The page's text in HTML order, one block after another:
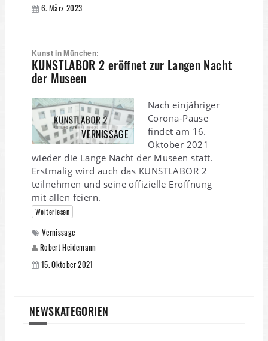
6. März 2023
Kunst in München:
KUNSTLABOR 2 eröffnet zur Langen Nacht
der Museen
VERNISSAGE
Nach einjähriger
Corona-Pause
findet am 16.
Oktober 2021
wieder die Lange Nacht der Museen statt.
Erstmalig wird auch das KUNSTLABOR 2
teilnehmen und seine offizielle Eröffnung
mit allen feiern.
Weiterlesen
Vernissage
Robert Heidemann
15. Oktober 2021
NEWSKATEGORIEN